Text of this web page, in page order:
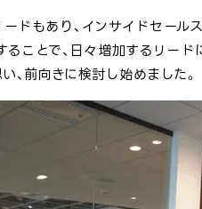
ドもあり、インサイドセー
ことで、日々増加するリー
、前向きに検討し始めました。